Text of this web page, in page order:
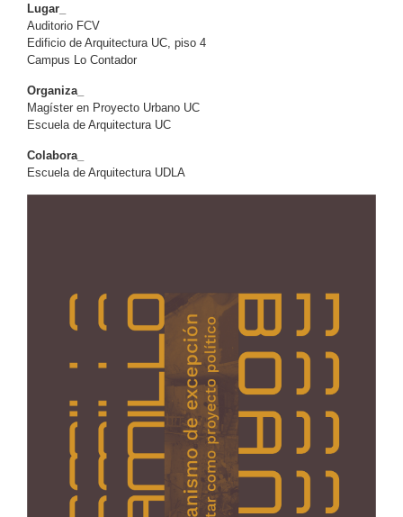
Lugar_
Auditorio FCV
Edificio de Arquitectura UC, piso 4
Campus Lo Contador
Organiza_
Magíster en Proyecto Urbano UC
Escuela de Arquitectura UC
Colabora_
Escuela de Arquitectura UDLA